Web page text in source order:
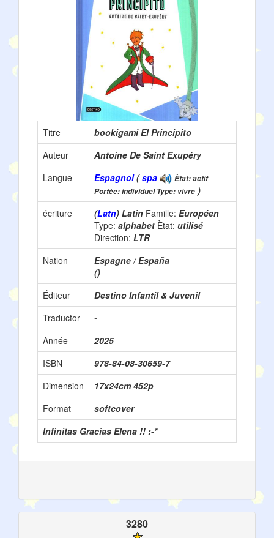
Titre
bookigami El Principito
Auteur
Antoine De Saint Exupéry
Langue
Espagnol(spa
Ètat: actif
Portèe: individuel Type: vivre )
écriture
(Latn) Latin Famille: Européen
Type: alphabet Ètat: utilisé
Direction: LTR
Nation
Espagne / España
()
Éditeur
Destino Infantil & Juvenil
Traductor
-
Année
2025
ISBN
978-84-08-30659-7
Dimension
17x24cm 452p
Format
softcover
Infinitas Gracias Elena !! :-*
3280